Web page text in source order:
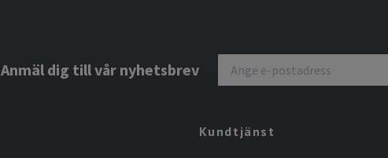
Anmäl dig till vår nyhetsbrev
Kundtjänst